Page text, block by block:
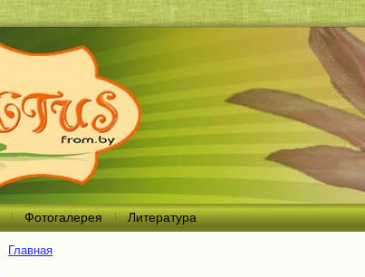
Фотогалерея Литература
Вы здесь
Главная